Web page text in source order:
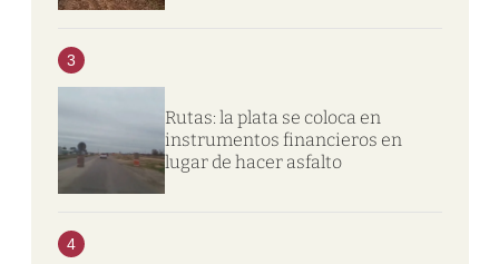
3
Rutas: la plata se coloca en
instrumentos financieros en
lugar de hacer asfalto
4